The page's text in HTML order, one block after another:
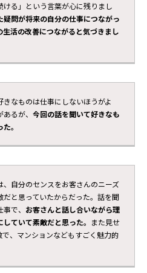
ける」という言葉が心に残りまし
疑問が将来の自分の仕事につながっ
活の改善につながると気づきまし
きなものは仕事にしないほうがよ
るが、 今回の話を聞いて好きなも
。
自分のセンスをお客さんのニーズ
と思っていたからだった。話を聞
で、 お客さんと話し合いながら理
ていて素敵だと思った。 また見せ
、マンションなどもすごく魅力的